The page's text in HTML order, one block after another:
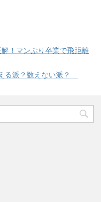
！マンぶり卒業で飛距離
る派？数えない派？